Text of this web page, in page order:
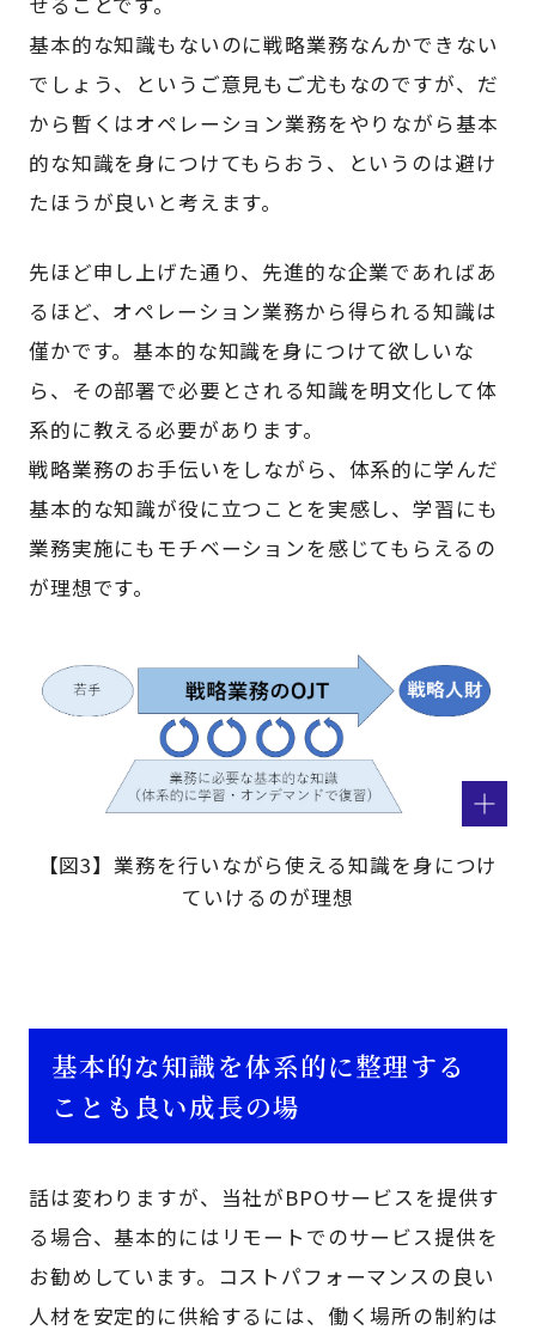
基本的な知識もないのに戦略業務なんかできない
でしょう、というご意見もご尤もなのですが、だ
から暫くはオペレーション業務をやりながら基本
的な知識を身につけてもらおう、というのは避け
たほうが良いと考えます。
先ほど申し上げた通り、先進的な企業であればあ
るほど、オペレーション業務から得られる知識は
僅かです。基本的な知識を身につけて欲しいな
ら、その部署で必要とされる知識を明文化して体
系的に教える必要があります。
戦略業務のお手伝いをしながら、体系的に学んだ
基本的な知識が役に立つことを実感し、学習にも
業務実施にもモチベーションを感じてもらえるの
が理想です。
【図3】業務を行いながら使える知識を身につけ
ていけるのが理想
基本的な知識を体系的に整理する
ことも良い成長の場
話は変わりますが、当社がBPOサービスを提供す
る場合、基本的にはリモートでのサービス提供を
お勧めしています。コストパフォーマンスの良い
人材を安定的に供給するには、働く場所の制約は